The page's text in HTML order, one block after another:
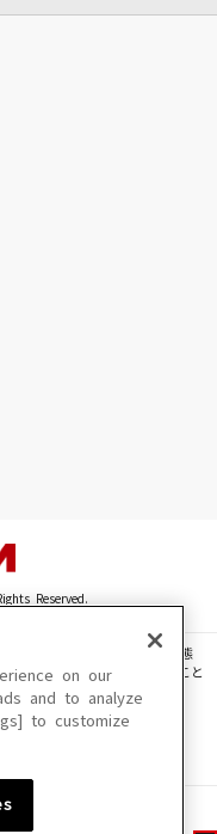
Reserved.
・動画・音声等を、手段や形態
、転載、ファイル化などすること
い場合があります。
場合があります。
on our
and to analyze
to customize